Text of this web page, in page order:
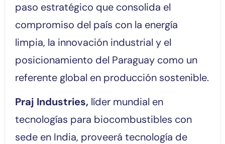
paso estratégico que consolida el
compromiso del país con la energía
limpia, la innovación industrial y el
posicionamiento del Paraguay como un
referente global en producción sostenible.
Praj Industries, líder mundial en
tecnologías para biocombustibles con
sede en India, proveerá tecnología de